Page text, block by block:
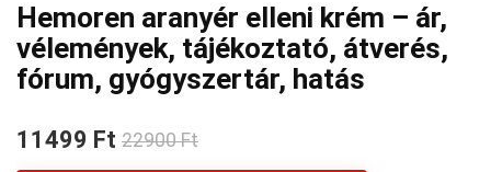
Hemoren aranyér elleni krém – ár,
vélemények, tájékoztató, átverés,
fórum, gyógyszertár, hatás
11499 Ft 22900 Ft